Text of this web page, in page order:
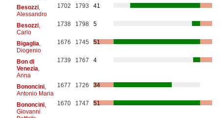
Besozzi,
Alessandro
1702 1793 41
Besozzi,
Carlo
1738 1798 5
Bigaglia
Diogenio
1676 1745 51
Bon di
Venezia
Anna
1739 1767 4
Bononcini,
Antonio Maria
1677 1726 34
Bononcini,
Giovanni
1670 1747 51